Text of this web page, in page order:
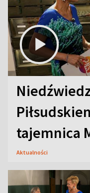
tajemnica
Aktualności